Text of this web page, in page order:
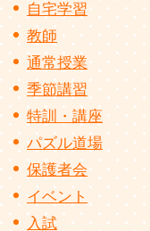
自宅学習
教師
通常授業
季節講習
特訓・講座
パズル道場
保護者会
イベント
入試